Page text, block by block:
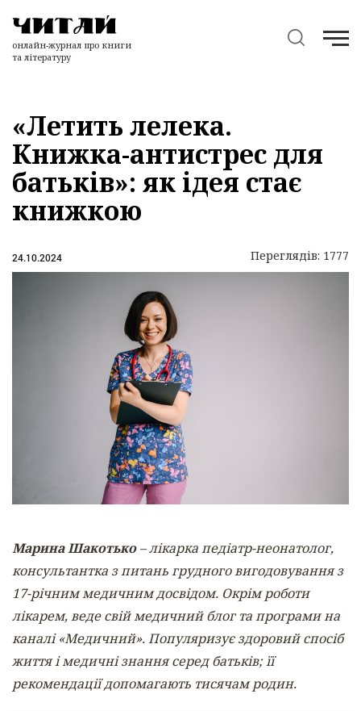
онлайн-журнал про книги
та літературу
«Летить лелека.
Книжка-антистрес для
батьків»: як ідея стає
книжкою
24.10.2024 Переглядів: 1777
Марина Шакотько– лікарка педіатр-неонатолог,
консультантка з питань грудного вигодовування з
17-річним медичним досвідом. Окрім роботи
лікарем, веде свій медичний блог та програми на
каналі «Медичний». Популяризує здоровий спосіб
життя і медичні знання серед батьків; її
рекомендації допомагають тисячам родин.